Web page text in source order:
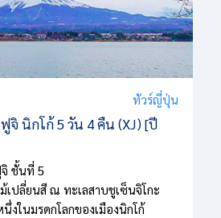
ทัวร์ญี่ปุ่น
จิ นิกโก้ 5 วัน 4 คืน (XJ) [ปี
ชั้นที่ 5
เปลี่ยนสี ณ ทะเลสาบชูเซ็นจิโกะ
งในมรดกโลกของเมืองนิกโก้